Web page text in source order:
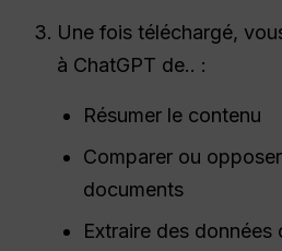
Une fois téléchargé,
à ChatGPT de.. :
Résumer le contenu
Comparer ou
documents
Extraire des données